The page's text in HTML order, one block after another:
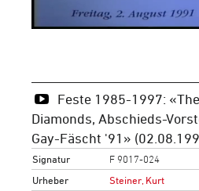
Feste 1985-1997:
Diamonds, Abschieds-
Gay-Fäscht '91»
Signatur
F 9017-024
Urheber
Steiner, Kurt